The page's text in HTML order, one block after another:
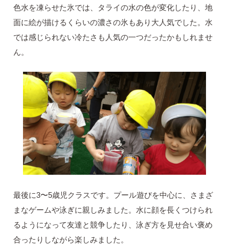
色水を凍らせた氷では、タライの水の色が変化したり、地
面に絵が描けるくらいの濃さの氷もあり大人気でした。水
では感じられない冷たさも人気の一つだったかもしれませ
ん。
最後に3〜5歳児クラスです。プール遊びを中心に、さまざ
まなゲームや泳ぎに親しみました。水に顔を長くつけられ
るようになって友達と競争したり、泳ぎ方を見せ合い褒め
合ったりしながら楽しみました。